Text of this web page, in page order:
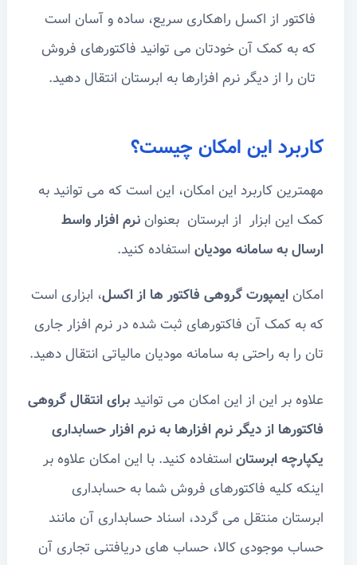
فاکتور از اکسل راهکاری سریع، ساده و آسان است
که به کمک آن خودتان می توانید فاکتورهای فروش
تان را از دیگر نرم افزارها به ابرستان انتقال دهید.
کاربرد این امکان چیست؟
مهمترین کاربرد این امکان، این است که می توانید به
کمک این ابزار از ابرستان بعنوان نرم افزار واسط
ارسال به سامانه مودیاناستفاده کنید.
امکان ایمپورت گروهی فاکتور ها از اکسل، ابزاری است
که به کمک آن فاکتورهای ثبت شده در نرم افزار جاری
تان را به راحتی به سامانه مودیان مالیاتی انتقال دهید.
علاوه بر این از این امکان می توانید برای انتقال گروهی
فاکتورها از دیگر نرم افزارها به نرم افزار حسابداری
یکپارچه ابرستان استفاده کنید. با این امکان علاوه بر
اینکه کلیه فاکتورهای فروش شما به حسابداری
ابرستان منتقل می گردد، اسناد حسابداری آن مانند
حساب موجودی کالا، حساب های دریافتنی تجاری آن